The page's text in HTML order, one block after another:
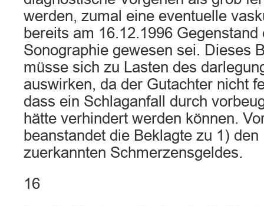
werden, zumal eine eventuelle
bereits am 16.12.1996
Sonographie gewesen sei. Dieses
müsse sich zu Lasten des
auswirken, da der Gutachter nicht
dass ein Schlaganfall durch
hätte verhindert werden können.
beanstandet die Beklagte zu 1)
zuerkannten Schmerzensgeldes.
16